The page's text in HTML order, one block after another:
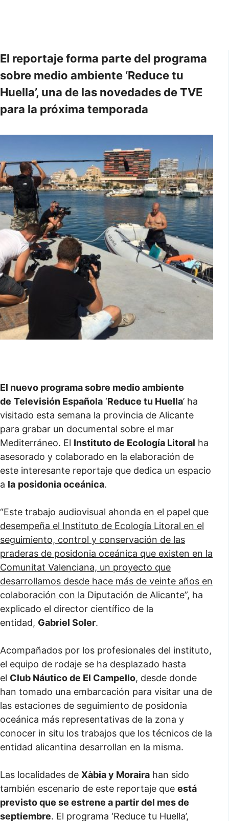
El reportaje forma parte del programa
sobre medio ambiente ‘Reduce tu
Huella’, una de las novedades de TVE
para la próxima temporada
El nuevo programa sobre medio ambiente
de Televisión Española ‘Reduce tu Huella’ ha
visitado esta semana la provincia de Alicante
para grabar un documental sobre el mar
Mediterráneo. El Instituto de Ecología Litoral ha
asesorado y colaborado en la elaboración de
este interesante reportaje que dedica un espacio
a la posidonia oceánica.
“Este trabajo audiovisual ahonda en el papel que
desempeña el Instituto de Ecología Litoral en el
seguimiento, control y conservación de las
praderas de posidonia oceánica que existen en la
Comunitat Valenciana, un proyecto que
desarrollamos desde hace más de veinte años en
colaboración con la Diputación de Alicante”, ha
explicado el director científico de la
entidad, Gabriel Soler.
Acompañados por los profesionales del instituto,
el equipo de rodaje se ha desplazado hasta
el Club Náutico de El Campello, desde donde
han tomado una embarcación para visitar una de
las estaciones de seguimiento de posidonia
oceánica más representativas de la zona y
conocer in situ los trabajos que los técnicos de la
entidad alicantina desarrollan en la misma.
Las localidades de Xàbia y Moraira han sido
también escenario de este reportaje que está
previsto que se estrene a partir del mes de
septiembre. El programa ‘Reduce tu Huella’,